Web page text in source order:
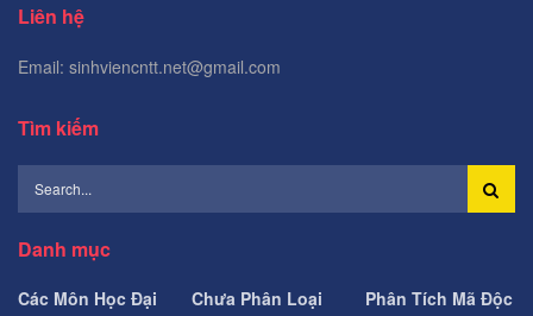
Liên hệ
Email: sinhviencntt.net@gmail.com
Tìm kiếm
Danh mục
Các Môn Học Đại
Chưa Phân Loại Phân Tích Mã Độc